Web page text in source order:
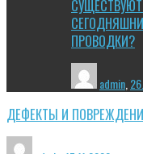
ПРОВОДКИ?
admin,
ДЕФЕКТЫ И